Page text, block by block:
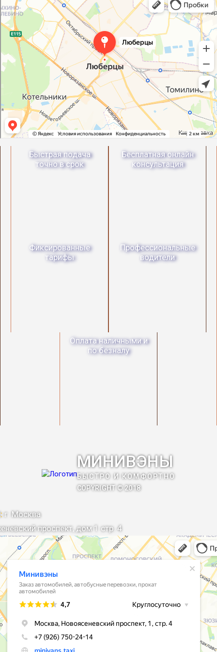
Быстрая подача
точно в срок
Бесплатная онлайн
консультация
Фиксированные
тарифы
Профессиональные
водители
Оплата наличными и
по безналу
МИНИВЭНЫ
БЫСТРО И КОМФОРТНО
COPYRIGHT © 2018
г. Москва
проспект, дом 1 стр. 4